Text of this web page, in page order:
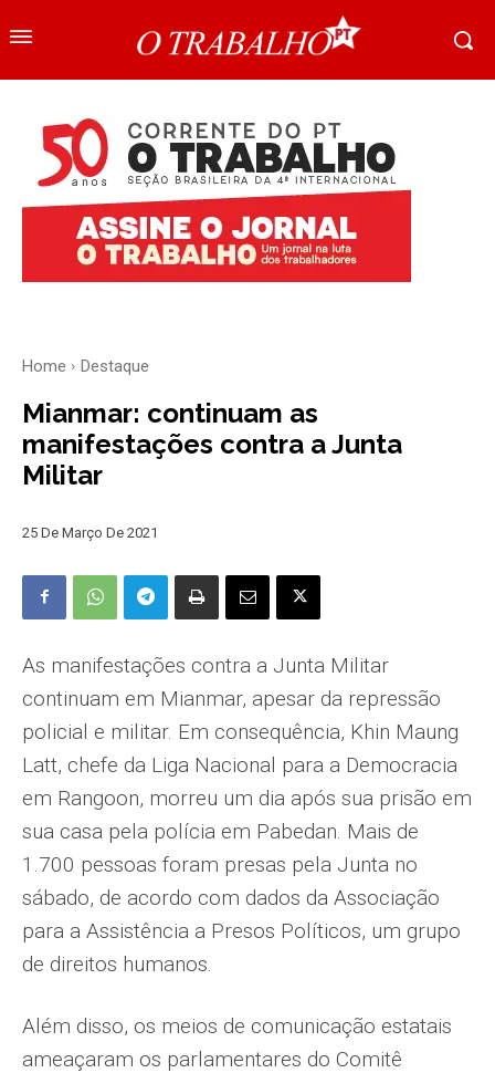
Home Destaque
Mianmar: continuam as
manifestações contra a Junta
Militar
25 De Março De 2021
As manifestações contra a Junta Militar
continuam em Mianmar, apesar da repressão
policial e militar. Em consequência, Khin Maung
Latt, chefe da Liga Nacional para a Democracia
em Rangoon, morreu um dia após sua prisão em
sua casa pela polícia em Pabedan. Mais de
1.700 pessoas foram presas pela Junta no
sábado, de acordo com dados da Associação
para a Assistência a Presos Políticos, um grupo
de direitos humanos.
Além disso, os meios de comunicação estatais
ameaçaram os parlamentares do Comitê